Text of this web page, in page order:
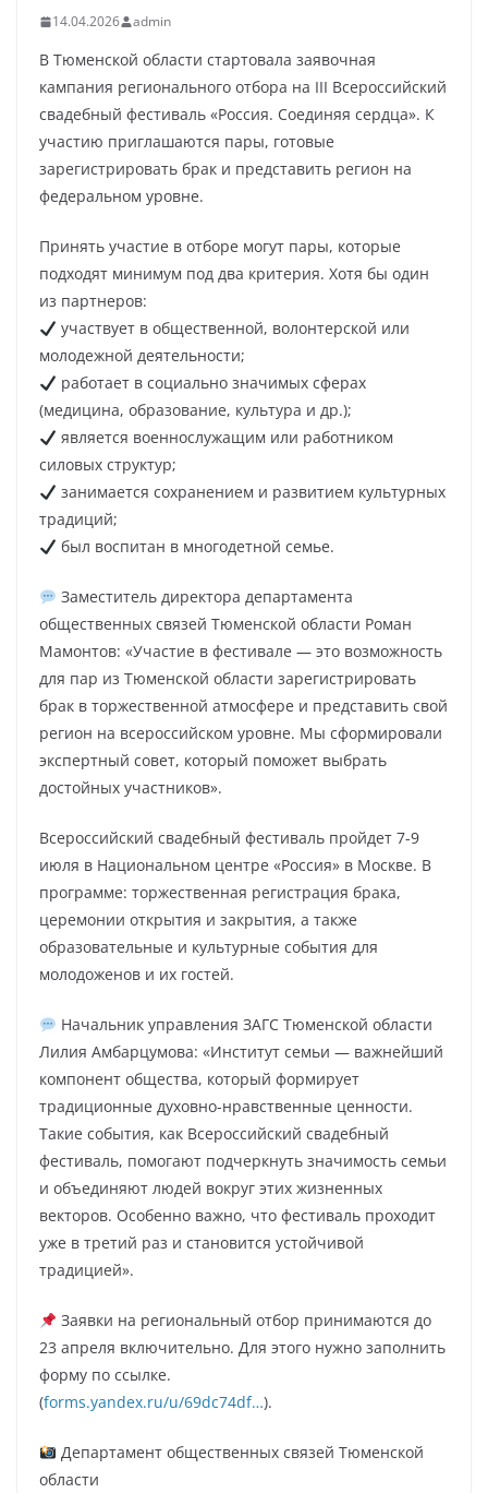
14.04.2026 admin
В Тюменской области стартовала заявочная
кампания регионального отбора на III Всероссийский
свадебный фестиваль «Россия. Соединяя сердца». К
участию приглашаются пары, готовые
зарегистрировать брак и представить регион на
федеральном уровне.
Принять участие в отборе могут пары, которые
подходят минимум под два критерия. Хотя бы один
из партнеров:
участвует в общественной, волонтерской или
молодежной деятельности;
работает в социально значимых сферах
(медицина, образование, культура и др.);
является военнослужащим или работником
силовых структур;
занимается сохранением и развитием культурных
традиций;
был воспитан в многодетной семье.
Заместитель директора департамента
общественных связей Тюменской области Роман
Мамонтов: «Участие в фестивале — это возможность
для пар из Тюменской области зарегистрировать
брак в торжественной атмосфере и представить свой
регион на всероссийском уровне. Мы сформировали
экспертный совет, который поможет выбрать
достойных участников».
Всероссийский свадебный фестиваль пройдет 7-9
июля в Национальном центре «Россия» в Москве. В
программе: торжественная регистрация брака,
церемонии открытия и закрытия, а также
образовательные и культурные события для
молодоженов и их гостей.
Начальник управления ЗАГС Тюменской области
Лилия Амбарцумова: «Институт семьи — важнейший
компонент общества, который формирует
традиционные духовно-нравственные ценности.
Такие события, как Всероссийский свадебный
фестиваль, помогают подчеркнуть значимость семьи
и объединяют людей вокруг этих жизненных
векторов. Особенно важно, что фестиваль проходит
уже в третий раз и становится устойчивой
традицией».
Заявки на региональный отбор принимаются до
23 апреля включительно. Для этого нужно заполнить
форму по ссылке.
(forms.yandex.ru/u/69dc74df…).
Департамент общественных связей Тюменской
области